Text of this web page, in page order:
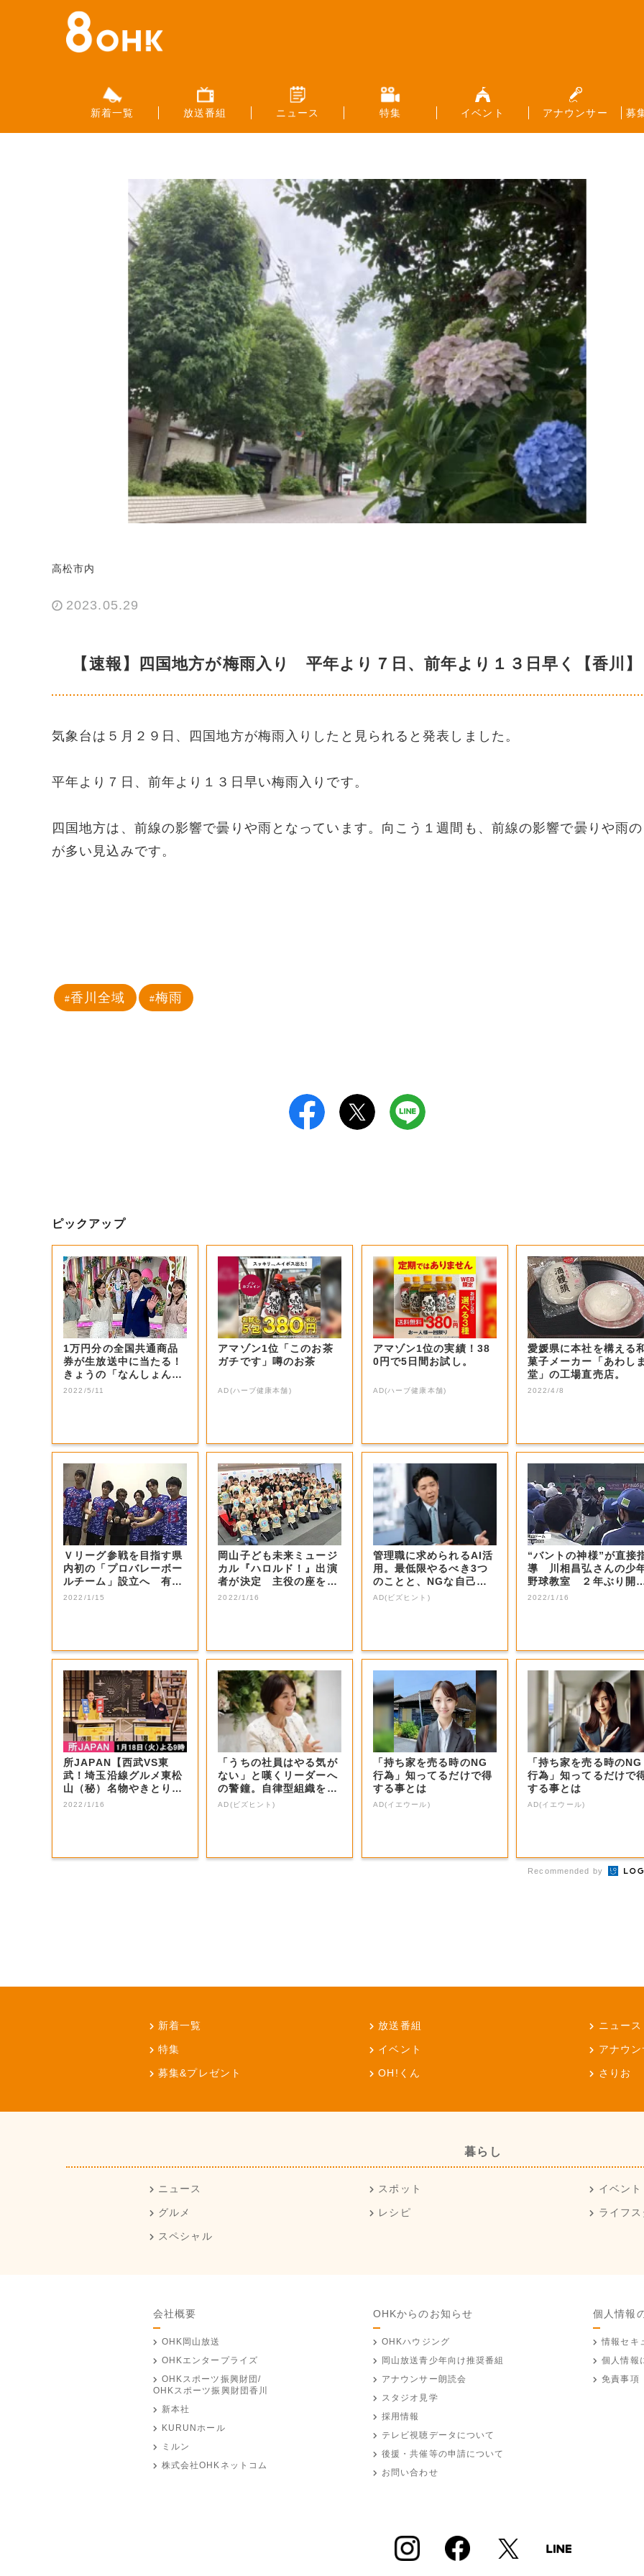
新着一覧 放送番組 ニュース 特集 イベント アナウンサー 募
高松市内
2023.05.29
【速報】四国地方が梅雨入り 平年より７日、前年より１３日早く【香川】
気象台は５月２９日、四国地方が梅雨入りしたと見られると発表しました。
平年より７日、前年より１３日早い梅雨入りです。
四国地方は、前線の影響で曇りや雨となっています。向こう１週間も、前線の影響で曇りや雨
が多い見込みです。
香川全域 梅雨
ピックアップ
1万円分の全国共通商品
券が生放送中に当たる！
きょうの「なんしょん？
生電話クイズ」...
2022/5/11
アマゾン1位「このお茶
ガチです」噂のお茶
AD(ハーブ健康本舗)
アマゾン1位の実績！38
0円で5日間お試し。
AD(ハーブ健康本舗)
愛媛県に本社を構える
菓子メーカー「あわし
堂」の工場直売店。
2022/4/8
Ｖリーグ参戦を目指す県
内初の「プロバレーボー
ルチーム」設立へ 有望
選手などの受け...
2022/1/15
岡山子ども未来ミュージ
カル『ハロルド！』出演
者が決定 主役の座を射
止めた感想は…...
2022/1/16
管理職に求められるAI活
用。最低限やるべき3つ
のことと、NGな自己認
識
AD(ビズヒント)
“バントの神様”が直接
導 川相昌弘さんの少
野球教室 ２年ぶり開
【岡山・岡山...
2022/1/16
所JAPAN【西武VS東
武！埼玉沿線グルメ東松
山（秘）名物やきとり＆
秩父ホルモン...
2022/1/16
「うちの社員はやる気が
ない」と嘆くリーダーへ
の警鐘。自律型組織をつ
くる前に外せな...
AD(ビズヒント)
「持ち家を売る時のNG
行為」知ってるだけで得
する事とは
AD(イエウール)
「持ち家を売る時のNG
行為」知ってるだけで
する事とは
AD(イエウール)
Recommended by
新着一覧 放送番組 ニュース
特集 イベント アナウ
募集&プレゼント OH!くん さりお
暮らし
ニュース スポット イベント
グルメ レシピ ライフ
スペシャル
会社概要
OHK岡山放送
OHKエンタープライズ
OHKスポーツ振興財団/
OHKスポーツ振興財団香川
新本社
KURUNホール
ミルン
株式会社OHKネットコム
OHKからのお知らせ
OHKハウジング
岡山放送青少年向け推奨番組
アナウンサー朗読会
スタジオ見学
採用情報
テレビ視聴データについて
後援・共催等の申請について
お問い合わせ
個人情報
情報セキ
個人情報
免責事項